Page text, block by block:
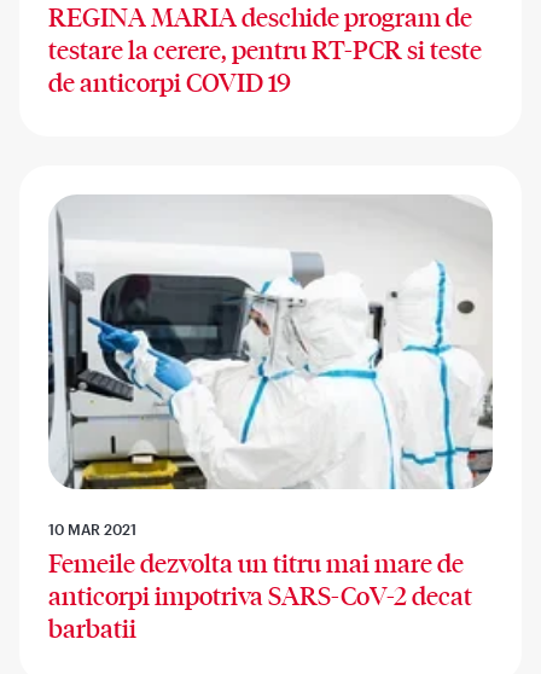
REGINA MARIA deschide program de
testare la cerere, pentru RT-PCR si teste
de anticorpi COVID 19
10 MAR 2021
Femeile dezvolta un titru mai mare de
anticorpi impotriva SARS-CoV-2 decat
barbatii